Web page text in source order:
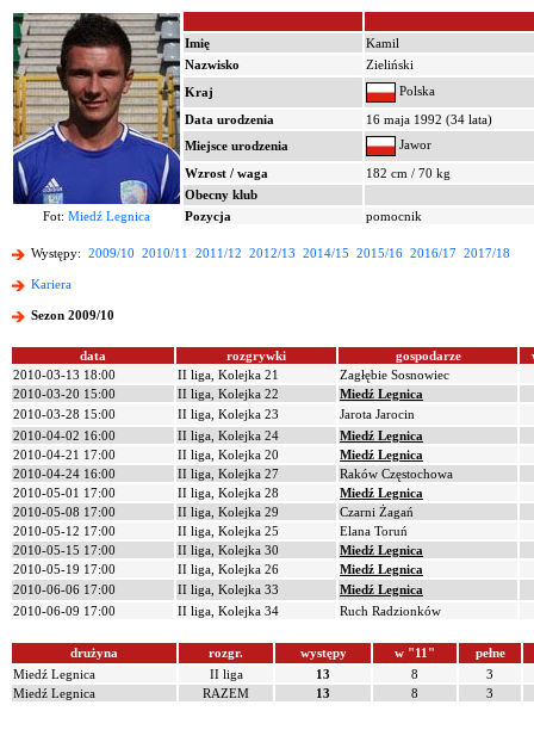
Imię
Kamil
Nazwisko
Zieliński
Kraj
Polska
Data urodzenia
16 maja 1992 (34 lata)
Miejsce urodzenia
Jawor
Wzrost / waga
182 cm / 70 kg
Obecny klub
Fot: Miedź Legnica Pozycja pomocnik
Występy: 2009/10 2010/11 2011/12 2012/13 2014/15 2015/16 2016/17 2017/18
Kariera
Sezon 2009/10
data rozgrywki gospodarze
2010-03-13 18:00
II liga, Kolejka 21
Zagłębie Sosnowiec
2010-03-20 15:00
II liga, Kolejka 22
Miedź Legnica
2010-03-28 15:00
II liga, Kolejka 23
Jarota Jarocin
2010-04-02 16:00
II liga, Kolejka 24
Miedź Legnica
2010-04-21 17:00
II liga, Kolejka 20
Miedź Legnica
2010-04-24 16:00
II liga, Kolejka 27
Raków Częstochowa
2010-05-01 17:00
II liga, Kolejka 28
Miedź Legnica
2010-05-08 17:00
II liga, Kolejka 29
Czarni Żagań
2010-05-12 17:00
II liga, Kolejka 25
Elana Toruń
2010-05-15 17:00
II liga, Kolejka 30
Miedź Legnica
2010-05-19 17:00
II liga, Kolejka 26
Miedź Legnica
2010-06-06 17:00
II liga, Kolejka 33
Miedź Legnica
2010-06-09 17:00
II liga, Kolejka 34 Ruch Radzionków
drużyna rozgr. występy w "11"
pełne
Miedź Legnica
II liga 13 8
3
Miedź Legnica
RAZEM 13 8 3